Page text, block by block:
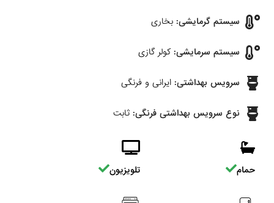
سیستم گرمایشی: بخاری
سیستم سرمایشی: کولر گازی
سرویس بهداشتی: ایرانی و فرنگی
نوع سرویس بهداشتی فرنگی: ثابت
حمام تلویزیون